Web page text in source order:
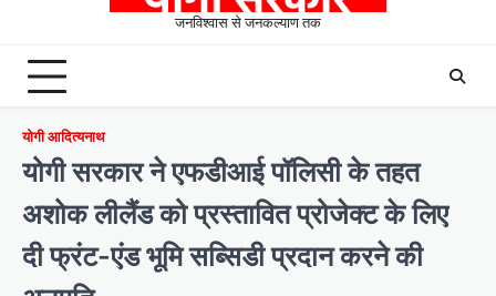
जनविश्वास से जनकल्याण तक
योगी आदित्यनाथ
योगी सरकार ने एफडीआई पॉलिसी के तहत
अशोक लीलैंड को प्रस्तावित प्रोजेक्ट के लिए
दी फ्रंट-एंड भूमि सब्सिडी प्रदान करने की